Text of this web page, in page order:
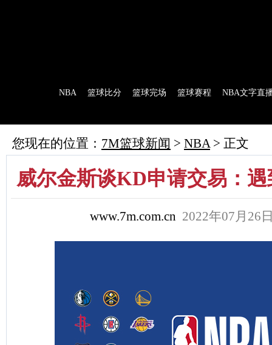
NBA 篮球比分 篮球完场 篮球赛程 NBA文字直
您现在的位置： 7M篮球新闻 > NBA> 正文
威尔金斯谈KD申请交易：
www.7m.com.cn 2022年07月26